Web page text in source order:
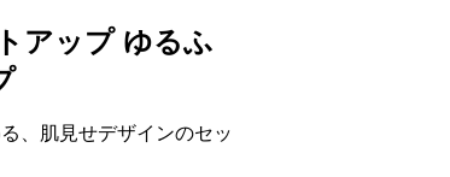
アップ ゆるふ
、肌見せデザインのセッ